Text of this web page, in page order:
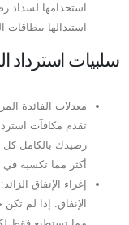
استخدامها لسداد
استبدالها ببطاقات
سلبيات استرداد
معدلات الفائدة
تقدم مكافآت
رصيدك بالكامل كل
أكثر مما تكسبه في
إغراء الإنفاق
الإنفاق. إذا لم